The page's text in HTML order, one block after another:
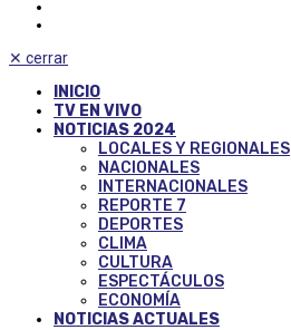
✕ cerrar
INICIO
TV EN VIVO
NOTICIAS 2024
LOCALES Y REGIONALES
NACIONALES
INTERNACIONALES
REPORTE 7
DEPORTES
CLIMA
CULTURA
ESPECTÁCULOS
ECONOMÍA
NOTICIAS ACTUALES